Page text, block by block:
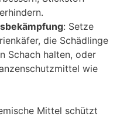
: Setze
die Schädlinge
Schach halten, oder
wie
Mittel schützt